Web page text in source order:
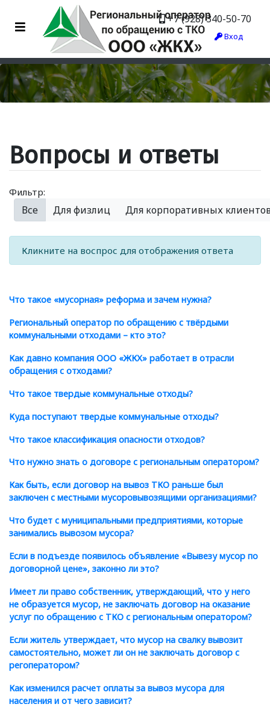
+7 (928) 340-50-70
Вход
Вопросы и ответы
Фильтр:
Все Для физлиц Для корпоративных
Кликните на воспрос для отображения ответа
Что такое «мусорная» реформа и зачем нужна?
Региональный оператор по обращению с твёрдыми
коммунальными отходами – кто это?
Как давно компания ООО «ЖКХ» работает в отрасли
обращения с отходами?
Что такое твердые коммунальные отходы?
Куда поступают твердые коммунальные отходы?
Что такое классификация опасности отходов?
Что нужно знать о договоре с региональным оператором?
Как быть, если договор на вывоз ТКО раньше был
заключен с местными мусоровывозящими организациями?
Что будет с муниципальными предприятиями, которые
занимались вывозом мусора?
Если в подъезде появилось объявление «Вывезу мусор по
договорной цене», законно ли это?
Имеет ли право собственник, утверждающий, что у него
не образуется мусор, не заключать договор на оказание
услуг по обращению с ТКО с региональным оператором?
Если житель утверждает, что мусор на свалку вывозит
самостоятельно, может ли он не заключать договор с
регоператором?
Как изменился расчет оплаты за вывоз мусора для
населения и от чего зависит?